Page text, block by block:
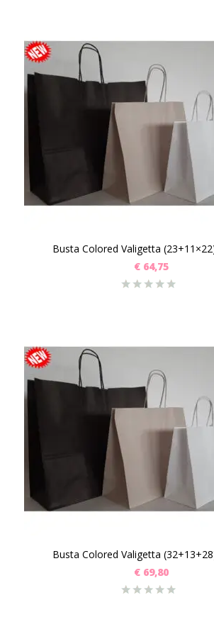
Busta Colored Valigetta
€ 64,75
Busta Colored Valigetta
€ 69,80